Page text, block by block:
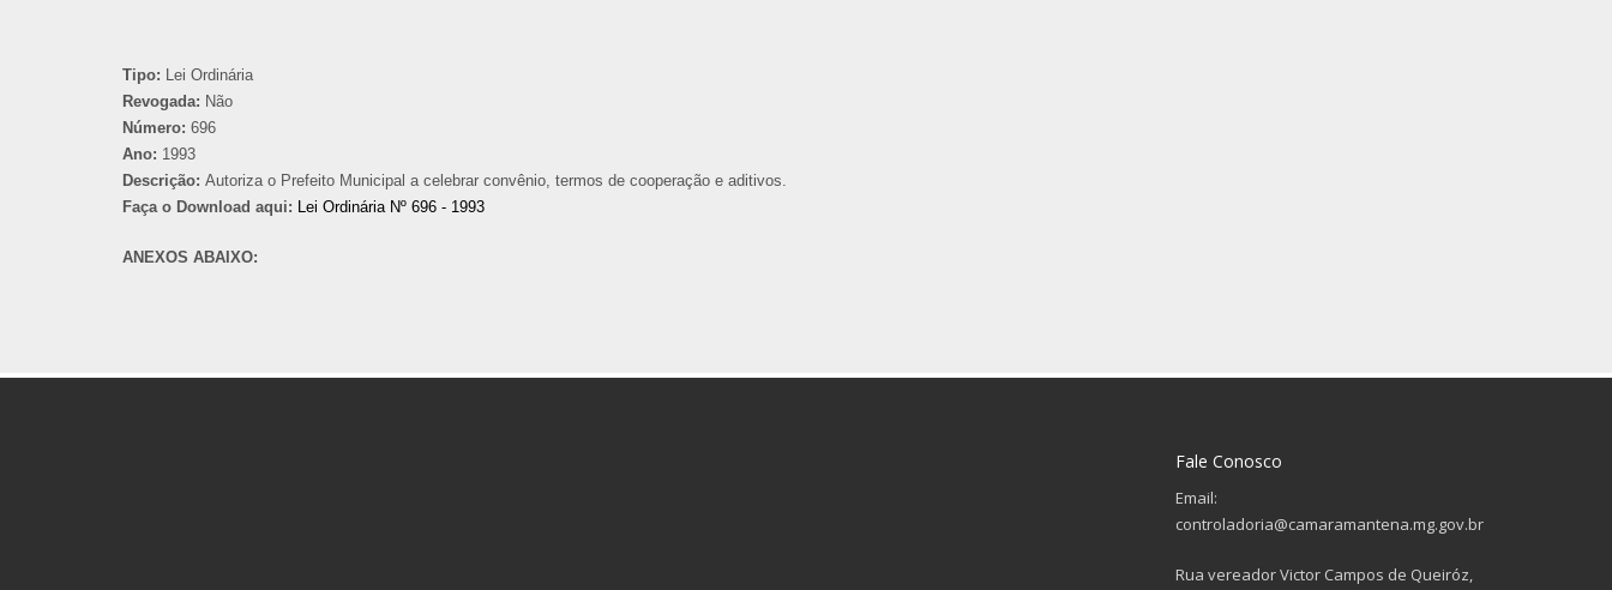
Tipo: Lei Ordinária
Revogada: Não
Número: 696
Ano: 1993
Descrição: Autoriza o Prefeito Municipal a celebrar convênio, termos de cooperação e aditivos.
Faça o Download aqui: Lei Ordinária Nº 696 - 1993
ANEXOS ABAIXO:
Fale Conosco
Email:
controladoria@camaramantena.mg.gov.br
Rua vereador Victor Campos de Queiróz,